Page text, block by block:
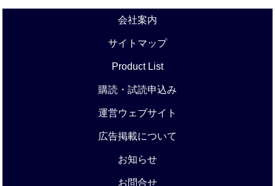
会社案内
サイトマップ
Product List
購読・試読申込み
運営ウェブサイト
広告掲載について
お知らせ
お問合せ